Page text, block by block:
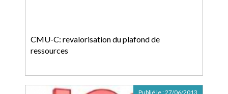
CMU-C: revalorisation du plafond de
ressources
Publié le :27/06/2013